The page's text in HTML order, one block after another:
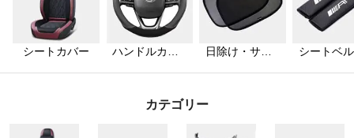
シートカバー
ハンドルカバ
日除け・サン
シートベ
カテゴリー